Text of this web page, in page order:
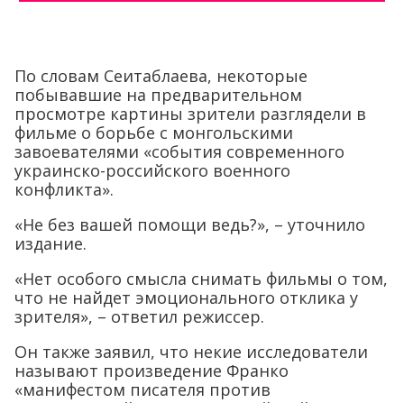
По словам Сеитаблаева, некоторые
побывавшие на предварительном
просмотре картины зрители разглядели в
фильме о борьбе с монгольскими
завоевателями «события современного
украинско-российского военного
конфликта».
«Не без вашей помощи ведь?», – уточнило
издание.
«Нет особого смысла снимать фильмы о том,
что не найдет эмоционального отклика у
зрителя», – ответил режиссер.
Он также заявил, что некие исследователи
называют произведение Франко
«манифестом писателя против